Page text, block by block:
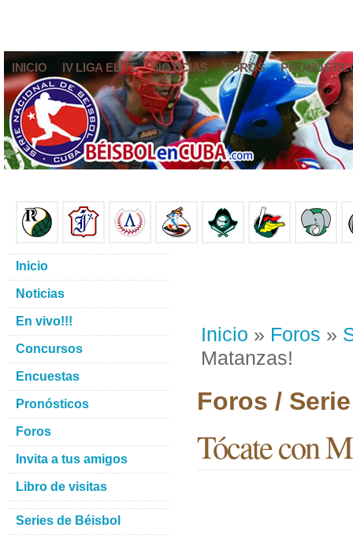
INICIO IV LIGA ELITE NOTICIAS FOROS
Inicio » Foros »
Matanzas!
Foros /
Tócate con
Inicio
Noticias
En vivo!!!
Concursos
Encuestas
Pronósticos
Foros
Invita a tus amigos
Libro de visitas
Series de Béisbol